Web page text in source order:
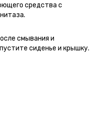
средства с
смывания и
сиденье и крышку.